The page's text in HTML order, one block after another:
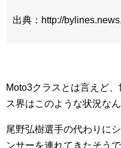
出典：http://
Moto3クラスとは言えど
ス界はこのような状況なん
尾野弘樹選手の代わりに
ンサーを連れてきたそう